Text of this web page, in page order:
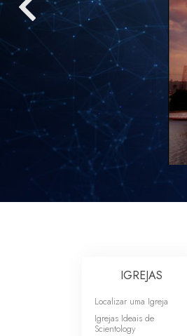
IGREJAS
Localizar uma Igreja
Igrejas Ideais de
Scientology